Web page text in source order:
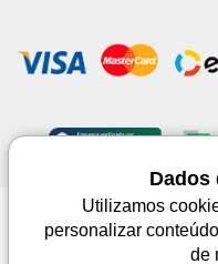
Monjuá | CNPJ 98.102.650/
Passos | ©
Dados
Utilizamos
personalizar
de